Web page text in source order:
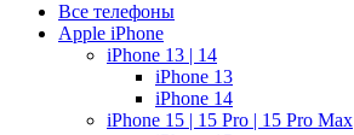
Все телефоны
Apple iPhone
iPhone 13 | 14
iPhone 13
iPhone 14
iPhone 15 | 15 Pro | 15 Pro Max